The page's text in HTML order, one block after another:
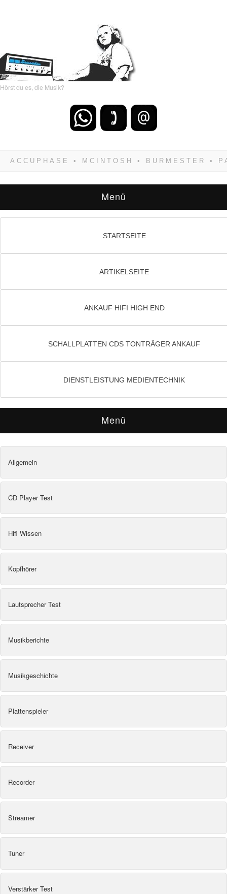
Hörst du es, die Musik?
zwangsläufig siegen! Und noch was: Hifi
Menü
STARTSEITE
ARTIKELSEITE
ANKAUF HIFI HIGH END
SCHALLPLATTEN CDS TONTRÄGER ANKAUF
DIENSTLEISTUNG MEDIENTECHNIK
Menü
Allgemein
CD Player Test
Hifi Wissen
Kopfhörer
Lautsprecher Test
Musikberichte
Musikgeschichte
Plattenspieler
Receiver
Recorder
Streamer
Tuner
Verstärker Test